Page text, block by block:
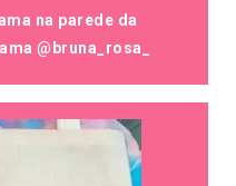
na parede da
@bruna_rosa_